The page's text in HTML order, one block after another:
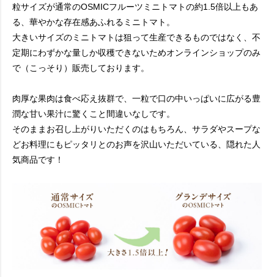
粒サイズが通常のOSMICフルーツミニトマトの約1.5倍以上もあ
る、華やかな存在感あふれるミニトマト。
大きいサイズのミニトマトは狙って生産できるものではなく、不
定期にわずかな量しか収穫できないためオンラインショップのみ
で（こっそり）販売しております。
肉厚な果肉は食べ応え抜群で、一粒で口の中いっぱいに広がる豊
潤な甘い果汁に驚くこと間違いなしです。
そのままお召し上がりいただくのはもちろん、サラダやスープな
どお料理にもピッタリとのお声を沢山いただいている、隠れた人
気商品です！